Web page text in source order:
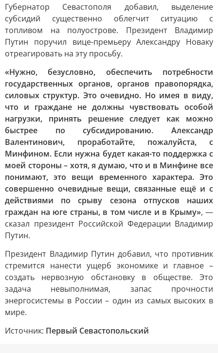
Губернатор Севастополя добавил, выделение
субсидий существенно облегчит ситуацию с
топливом на полуострове. Президент Владимир
Путин поручил вице-премьеру Александру Новаку
отреагировать на эту просьбу.
«Нужно, безусловно, обеспечить потребности
государственных органов, органов правопорядка,
силовых структур. Это очевидно. Но имея в виду,
что и граждане не должны чувствовать особой
нагрузки, принять решение следует как можно
быстрее по субсидированию. Александр
Валентинович, проработайте, пожалуйста, с
Минфином. Если нужна будет какая-то поддержка с
моей стороны – хотя, я думаю, что и в Минфине все
понимают, это вещи временного характера. Это
совершенно очевидные вещи, связанные ещё и с
действиями по срыву сезона отпусков наших
граждан на юге страны, в том числе и в Крыму», —
сказал президент Российской Федерации Владимир
Путин.
Президент Владимир Путин добавил, что противник
стремится нанести ущерб экономике и главное –
создать нервозную обстановку в обществе. Это
задача невыполнимая, запас прочности
энергосистемы в России – один из самых высоких в
мире.
Источник: Первый Севастопольский